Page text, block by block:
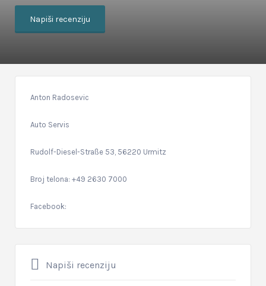
Napiši recenziju
Anton Radosevic
Auto Servis
Rudolf-Diesel-Straße 53, 56220 Urmitz
Broj telona: +49 2630 7000
Facebook:
Napiši recenziju